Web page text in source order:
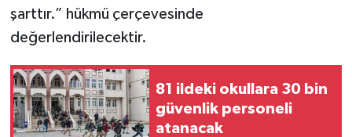
şarttır.” hükmü çerçevesinde
değerlendirilecektir.
81 ildeki okullara 30 bin
güvenlik personeli
atanacak